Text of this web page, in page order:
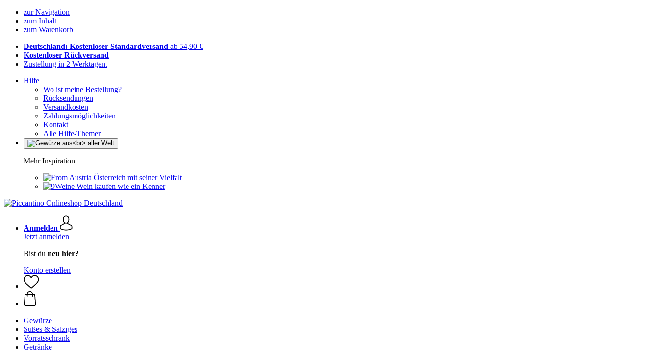
zur Navigation
zum Inhalt
zum Warenkorb
Deutschland: Kostenloser Standardversand ab 54,90 €
Kostenloser Rückversand
Zustellung in 2 Werktagen.
Hilfe
Wo ist meine Bestellung?
Rücksendungen
Versandkosten
Zahlungsmöglichkeiten
Kontakt
Alle Hilfe-Themen
Mehr Inspiration
Österreich mit seiner Vielfalt
Wein kaufen wie ein Kenner
Anmelden
Jetzt anmelden
Bist du neu hier?
Konto erstellen
Gewürze
Süßes & Salziges
Vorratsschrank
Getränke